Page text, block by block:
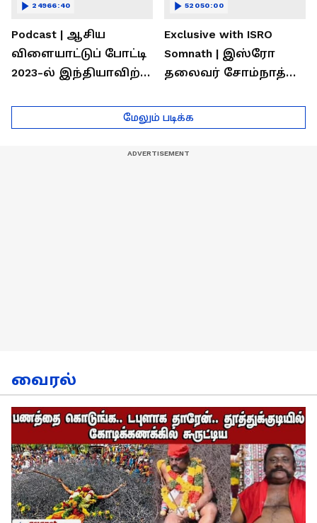
Podcast | ஆசிய
விளையாட்டுப் போட்டி
2023-ல் இந்தியாவிற்கு
வீரர்களுடன்
நேர்காணல்!
24966:40
Exclusive with ISRO
Somnath | இஸ்ரோ
தலைவர் சோம்நாத்
நேர்காணல்! | Podcast
52050:00
மேலும் படிக்க
வைரல்